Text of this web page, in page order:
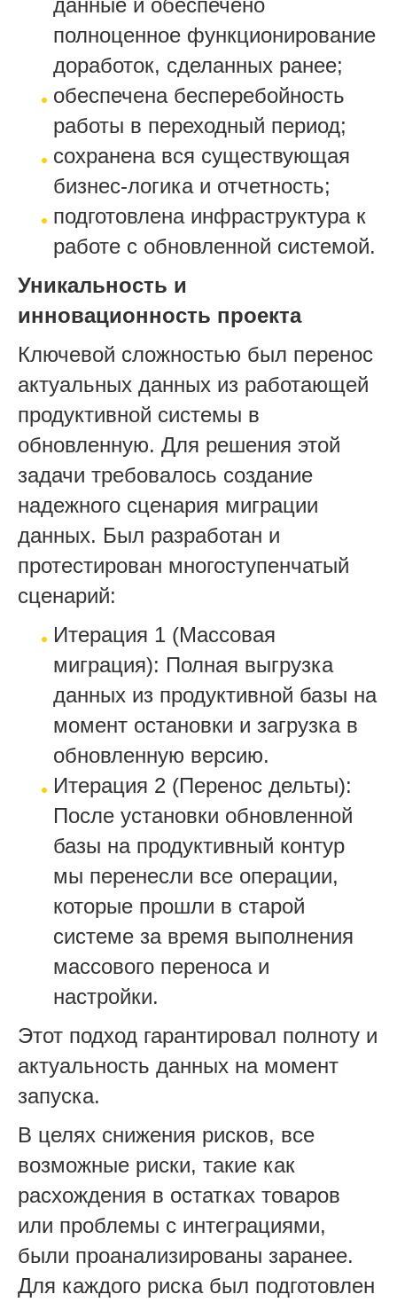
полноценное функционирование
доработок, сделанных ранее;
обеспечена бесперебойность
работы в переходный период;
сохранена вся существующая
бизнес-логика и отчетность;
подготовлена инфраструктура к
работе с обновленной системой.
Уникальность и
инновационность проекта
Ключевой сложностью был перенос
актуальных данных из работающей
продуктивной системы в
обновленную. Для решения этой
задачи требовалось создание
надежного сценария миграции
данных. Был разработан и
протестирован многоступенчатый
сценарий:
Итерация 1 (Массовая
миграция): Полная выгрузка
данных из продуктивной базы на
момент остановки и загрузка в
обновленную версию.
Итерация 2 (Перенос дельты):
После установки обновленной
базы на продуктивный контур
мы перенесли все операции,
которые прошли в старой
системе за время выполнения
массового переноса и
настройки.
Этот подход гарантировал полноту и
актуальность данных на момент
запуска.
В целях снижения рисков, все
возможные риски, такие как
расхождения в остатках товаров
или проблемы с интеграциями,
были проанализированы заранее.
Для каждого риска был подготовлен